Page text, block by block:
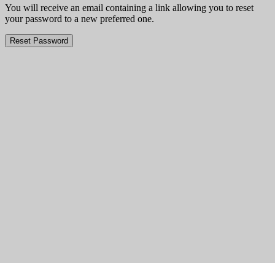
You will receive an email containing a link allowing you to reset
your password to a new preferred one.